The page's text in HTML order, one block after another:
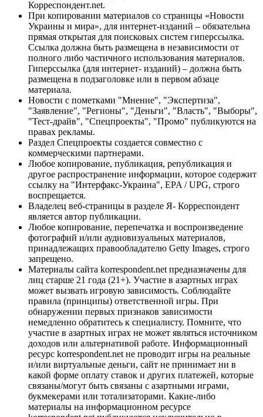
Корреспондент.net.
При копировании материалов со страницы «Новости
Украины и мира», для интернет-изданий – обязательна
прямая открытая для поисковых систем гиперссылка.
Ссылка должна быть размещена в независимости от
полного либо частичного использования материалов.
Гиперссылка (для интернет- изданий) – должна быть
размещена в подзаголовке или в первом абзаце
материала.
Новости с пометками "Мнение", "Экспертиза",
"Заявление", "Регионы", "Деньги", "Власть", "Выборы",
"Тест-драйв", "Спецпроекты", "Промо" публикуются на
правах рекламы.
Раздел Спецпроекты создается совместно с
коммерческими партнерами.
Любое копирование, публикация, републикация и
другое распространение информации, которое содержит
ссылку на "Интерфакс-Украина", EPA / UPG, строго
воспрещается.
Владелец веб-страницы в разделе Я- Корреспондент
является автор публикации.
Любое копирование, перепечатка и воспроизведение
фотографий и/или аудиовизуальных материалов,
принадлежащих правообладателю Getty Images, строго
запрещено.
Материалы сайта korrespondent.net предназначены для
лиц старше 21 года (21+). Участие в азартных играх
может вызвать игровую зависимость. Соблюдайте
правила (принципы) ответственной игры. При
обнаружении первых признаков зависимости
немедленно обратитесь к специалисту. Помните, что
участие в азартных играх не может являться источником
доходов или альтернативой работе. Информационный
ресурс korrespondent.net не проводит игры на реальные
и/или виртуальные деньги, сайт не принимает ни в
какой форме оплату ставок и других платежей, которые
связаны/могут быть связаны с азартными играми,
букмекерами или тотализаторами. Какие-либо
материалы на информационном ресурсе